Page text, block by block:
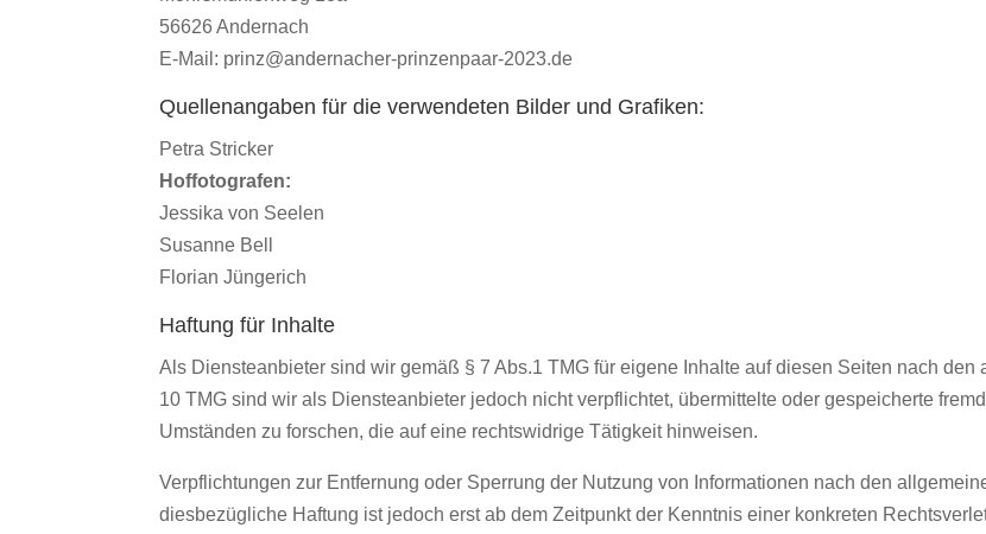
56626 Andernach
E-Mail: prinz@andernacher-prinzenpaar-2023.de
Quellenangaben für die verwendeten Bilder und Grafiken:
Petra Stricker
Hoffotografen:
Jessika von Seelen
Susanne Bell
Florian Jüngerich
Haftung für Inhalte
Als Diensteanbieter sind wir gemäß § 7 Abs.1 TMG für eigene Inhalte auf diesen Seiten nach
10 TMG sind wir als Diensteanbieter jedoch nicht verpflichtet, übermittelte oder gespeicherte
Umständen zu forschen, die auf eine rechtswidrige Tätigkeit hinweisen.
Verpflichtungen zur Entfernung oder Sperrung der Nutzung von Informationen nach den
diesbezügliche Haftung ist jedoch erst ab dem Zeitpunkt der Kenntnis einer konkreten